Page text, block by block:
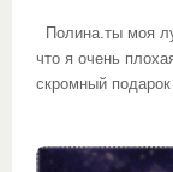
Полина.ты моя
что я очень
скромный подарок